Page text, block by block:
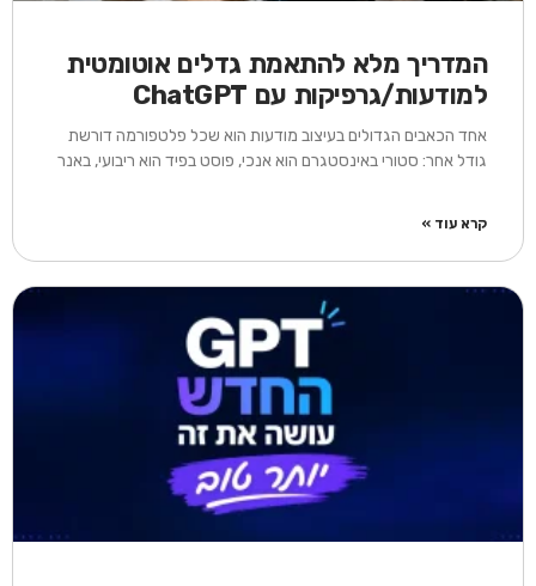
המדריך מלא להתאמת גדלים אוטומטית
למודעות/גרפיקות עם ChatGPT
אחד הכאבים הגדולים בעיצוב מודעות הוא שכל פלטפורמה דורשת
גודל אחר: סטורי באינסטגרם הוא אנכי, פוסט בפיד הוא ריבועי, באנר
קרא עוד »